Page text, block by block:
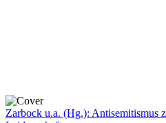
Zarbock u.a. (Hg.): Antisemitismus